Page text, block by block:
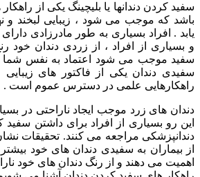
سفید کردن دندانها یا بلیچینگ یکی از
باشد که موجب می شود ، زیبایی لبخند و
یابد . افراد بسیاری به طور مادرزادی
و بسیاری از افراد ، از زردی دندان خود
سفید موجب می شود اعتماد به نفس
سفیدی دندان یکی از فاکتور های
راهکارهایی علمی در دسترس عموم است .
دندان های زرد موجب ایجاد ناراحتی در
این رو بسیاری از افراد برای داشتن
دندانپزشکی مراجعه می کنند. تحقیقات
از بیماران به سفیدی دندان های خود
اهمیت می دهند و از رنگ دندان های خود